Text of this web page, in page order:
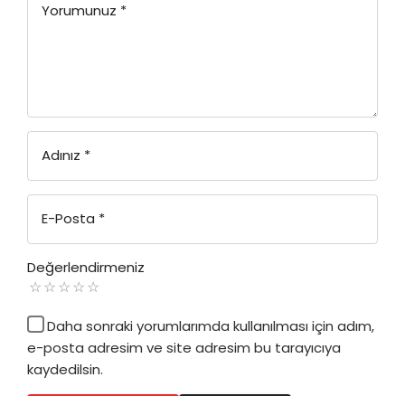
Yorumunuz *
Adınız *
E-Posta *
Değerlendirmeniz
Daha sonraki yorumlarımda kullanılması için adım,
e-posta adresim ve site adresim bu tarayıcıya
kaydedilsin.